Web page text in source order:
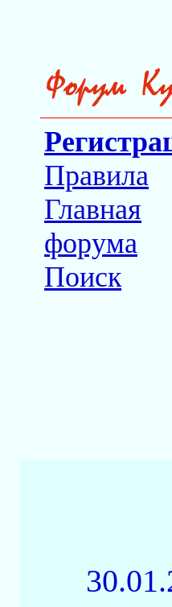
Правила
Главная
форума
Поиск